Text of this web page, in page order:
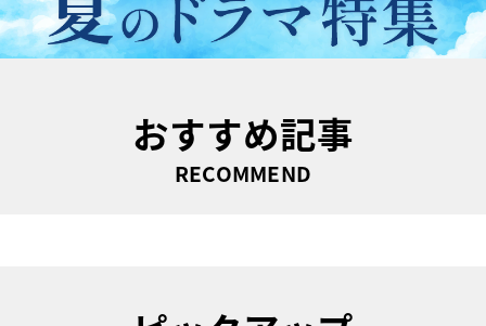
おすすめ記事
RECOMMEND